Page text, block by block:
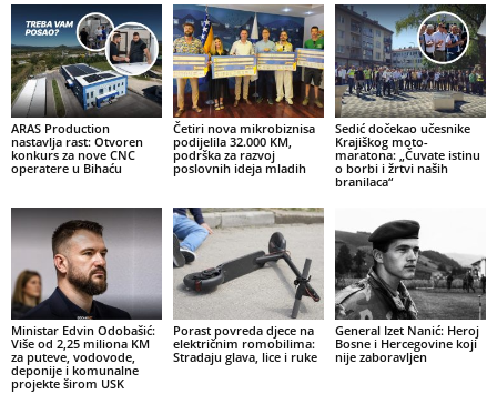
ARAS Production
nastavlja rast: Otvoren
konkurs za nove CNC
operatere u Bihaću
Četiri nova mikrobiznisa
podijelila 32.000 KM,
podrška za razvoj
poslovnih ideja mladih
Sedić dočekao učesnike
Krajiškog moto-
maratona: „Čuvate istinu
o borbi i žrtvi naših
branilaca“
Ministar Edvin Odobašić:
Više od 2,25 miliona KM
za puteve, vodovode,
deponije i komunalne
projekte širom USK
Porast povreda djece na
električnim romobilima:
Stradaju glava, lice i ruke
General Izet Nanić: Heroj
Bosne i Hercegovine koji
nije zaboravljen